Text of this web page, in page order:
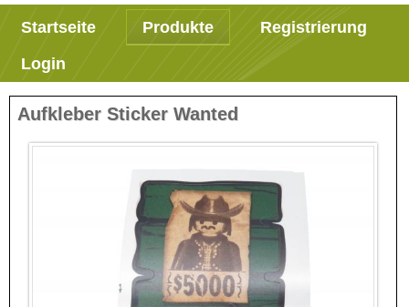
Startseite Produkte
Registrierung
Login
Aufkleber Sticker Wanted